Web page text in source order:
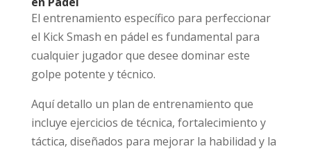
El entrenamiento específico para perfeccionar
el Kick Smash en pádel es fundamental para
cualquier jugador que desee dominar este
golpe potente y técnico.
Aquí detallo un plan de entrenamiento que
incluye ejercicios de técnica, fortalecimiento y
táctica, diseñados para mejorar la habilidad y la